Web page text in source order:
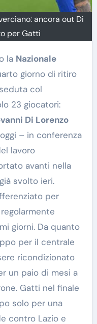
ancora out Di
per Gatti
la Nazionale
giorno di ritiro
col
23 giocatori:
Di Lorenzo
– in conferenza
lavoro
avanti nella
svolto ieri.
per
giorni. Da quanto
per il centrale
ricondizionato
un paio di mesi a
Gatti nel finale
solo per una
contro Lazio e